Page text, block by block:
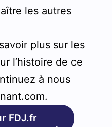
les autres
plus sur les
l’histoire de ce
à nous
FDJ.fr